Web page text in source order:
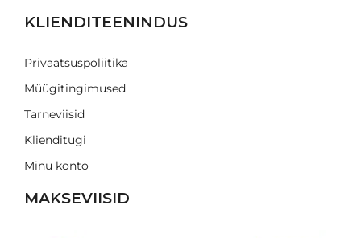
KLIENDITEENINDUS
Privaatsuspoliitika
Müügitingimused
Tarneviisid
Klienditugi
Minu konto
MAKSEVIISID